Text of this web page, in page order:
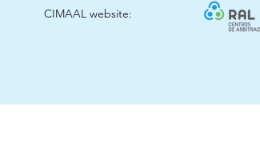
CIMAAL website: